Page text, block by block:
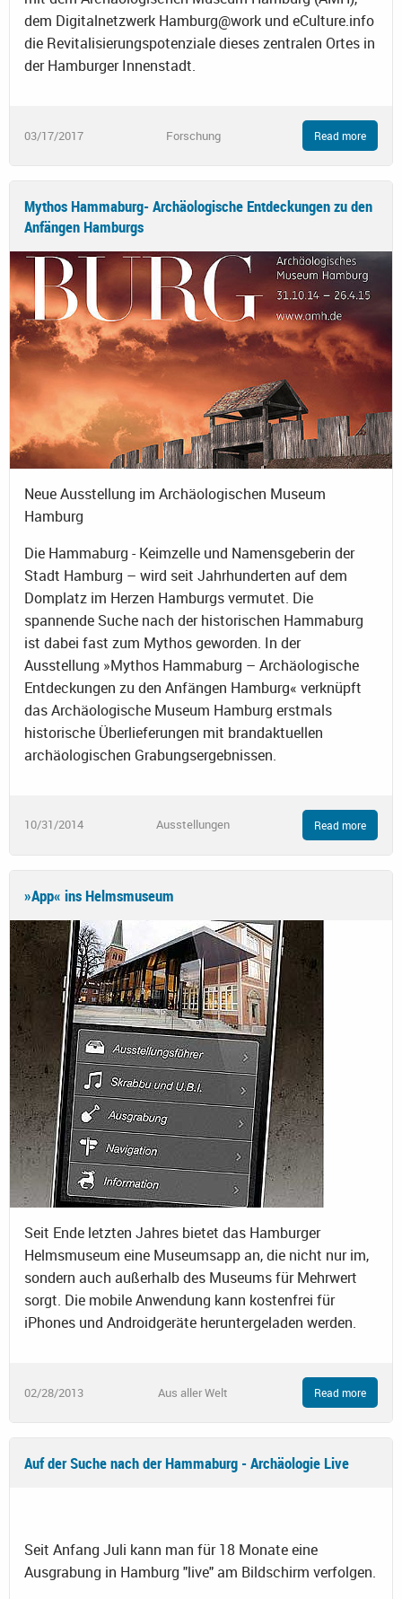
dem Digitalnetzwerk Hamburg@work und eCulture.info
die Revitalisierungspotenziale dieses zentralen Ortes in
der Hamburger Innenstadt.
03/17/2017 Forschung Read more
Mythos Hammaburg- Archäologische Entdeckungen zu den
Anfängen Hamburgs
Neue Ausstellung im Archäologischen Museum
Hamburg
Die Hammaburg - Keimzelle und Namensgeberin der
Stadt Hamburg – wird seit Jahrhunderten auf dem
Domplatz im Herzen Hamburgs vermutet. Die
spannende Suche nach der historischen Hammaburg
ist dabei fast zum Mythos geworden. In der
Ausstellung »Mythos Hammaburg – Archäologische
Entdeckungen zu den Anfängen Hamburg« verknüpft
das Archäologische Museum Hamburg erstmals
historische Überlieferungen mit brandaktuellen
archäologischen Grabungsergebnissen.
10/31/2014 Ausstellungen Read more
»App« ins Helmsmuseum
Seit Ende letzten Jahres bietet das Hamburger
Helmsmuseum eine Museumsapp an, die nicht nur im,
sondern auch außerhalb des Museums für Mehrwert
sorgt. Die mobile Anwendung kann kostenfrei für
iPhones und Androidgeräte heruntergeladen werden.
02/28/2013 Aus aller Welt Read more
Auf der Suche nach der Hammaburg - Archäologie Live
Seit Anfang Juli kann man für 18 Monate eine
Ausgrabung in Hamburg "live" am Bildschirm verfolgen.